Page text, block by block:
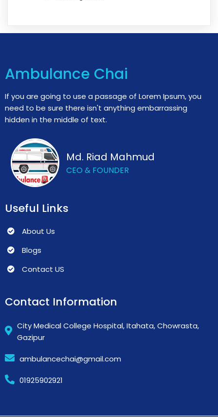
Ambulance Chai
If you are going to use a passage of Lorem Ipsum, you
need to be sure there isn't anything embarrassing
hidden in the middle of text.
Md. Riad Mahmud
CEO & FOUNDER
Useful Links
About Us
Blogs
Contact US
Contact Information
City Medical College Hospital, Itahata, Chowrasta,
Gazipur
ambulancechai@gmail.com
01925902921